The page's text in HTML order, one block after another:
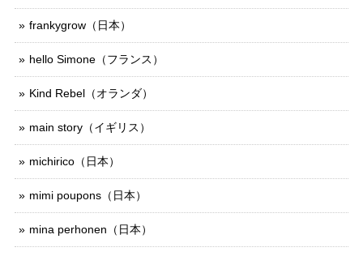
frankygrow（日本）
hello Simone（フランス）
Kind Rebel（オランダ）
main story（イギリス）
michirico（日本）
mimi poupons（日本）
mina perhonen（日本）